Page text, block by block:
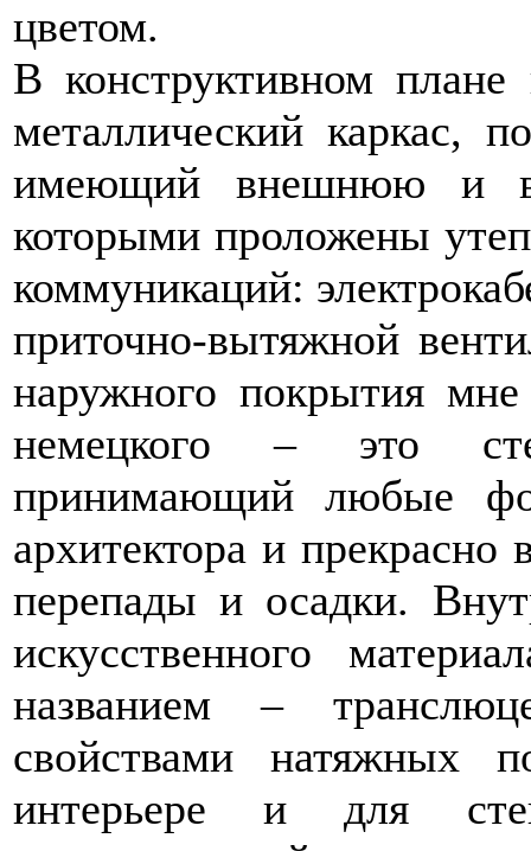
цветом.
В конструктивном плане
металлический каркас,
имеющий внешнюю и
которыми проложены
коммуникаций:
приточно-вытяжной
наружного покрытия
немецкого – это
принимающий любые
архитектора и
перепады и осадки.
искусственного
названием –
свойствами натяжных
интерьере и для